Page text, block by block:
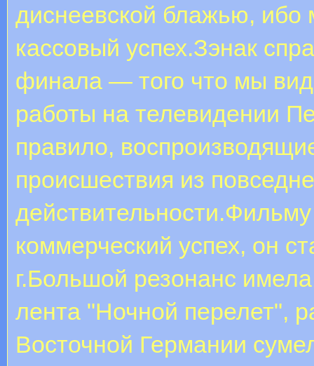
диснеевской блажью, ибо
кассовый успех.Зэнак
финала — того что мы
работы на телевидении
правило,
происшествия из
коммерческий успех, он
г.Большой резонанс
лента "Ночной перелет",
Восточной Германии